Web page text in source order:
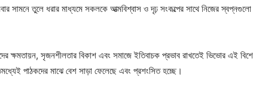
সামনে তুলে ধরার মাধ্যমে সকলকে আত্মবিশ্বাস ও দৃঢ় সংকল্পের সাথে নিজের স্বপ্নগুলো
ক্ষমতায়ন, সৃজনশীলতার বিকাশ এবং সমাজে ইতিবাচক প্রভাব রাখতেই ভিভোর এই
পাঠকদের মাঝে বেশ সাড়া ফেলেছে এবং প্রশংসিত হচ্ছে।